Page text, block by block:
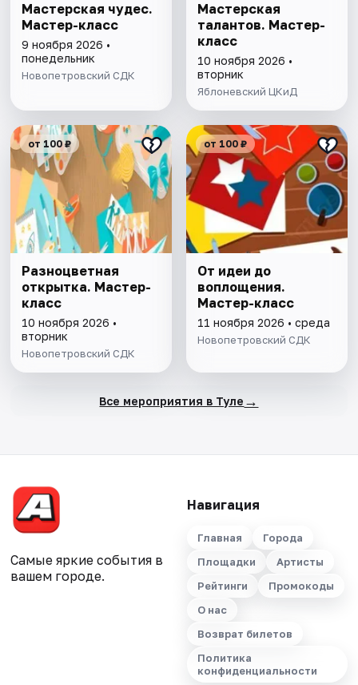
Мастерская чудес.
Мастер-класс
9 ноября 2026 •
понедельник
Новопетровский СДК
Мастерская
талантов. Мастер-
класс
10 ноября 2026 •
вторник
Яблоневский ЦКиД
от 100 ₽
Разноцветная
открытка. Мастер-
класс
10 ноября 2026 •
вторник
Новопетровский СДК
от 100 ₽
От идеи до
воплощения.
Мастер-класс
11 ноября 2026 • среда
Новопетровский СДК
Все мероприятия в Туле →
Самые яркие события в
вашем городе.
Навигация
Главная
Города
Площадки
Артисты
Рейтинги
Промокоды
О нас
Возврат билетов
Политика
конфиденциальности